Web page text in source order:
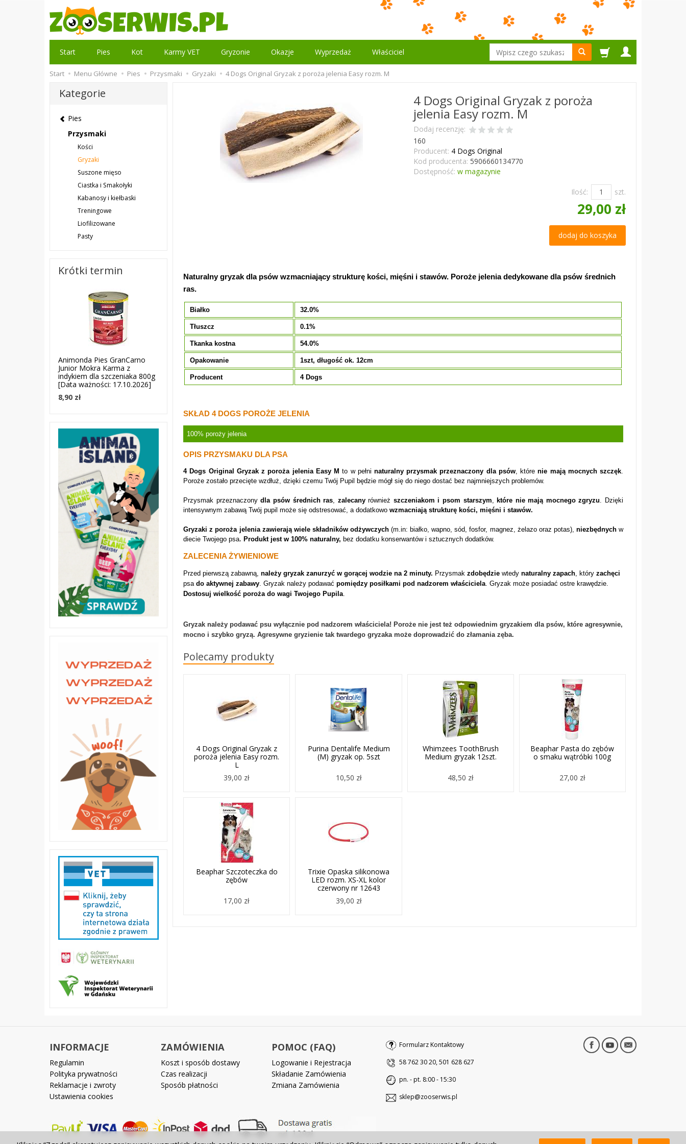
Wyszukaj
Start Pies Kot Karmy VET Gryzonie Okazje Wyprzedaż Właściciel
Start Menu Główne Pies Przysmaki Gryzaki 4 Dogs Original Gryzak z poroża jelenia Easy rozm. M
4 Dogs Original Gryzak z poroża
jelenia Easy rozm. M
Dodaj recenzję:
160
Producent: 4 Dogs Original
Kod producenta: 5906660134770
Dostępność: w magazynie
Ilość: szt.
29,00 zł
dodaj do koszyka
Naturalny gryzak dla psów wzmacniający strukturę kości, mięśni i stawów. Poroże jelenia dedykowane dla psów średnich
ras.
Białko 32.0%
Tłuszcz 0.1%
Tkanka kostna 54.0%
Opakowanie 1szt, długość ok. 12cm
Producent 4 Dogs
SKŁAD 4 DOGS POROŻE JELENIA
100% poroży jelenia
OPIS PRZYSMAKU DLA PSA
4 Dogs Original Gryzak z poroża jelenia Easy M to w pełni naturalny przysmak przeznaczony dla psów, którenie mają mocnych szczęk.
Poroże zostało przecięte wzdłuż, dzięki czemu Twój Pupil będzie mógł się do niego dostać bez najmniejszych problemów.
Przysmak przeznaczonydla psów średnich ras, zalecanyrównież szczeniakom i psom starszym, które nie mają mocnego zgryzu. Dzięki
intensywnym zabawą Twój pupil może się odstresować, a dodatkowo wzmacniają strukturę kości, mięśni i stawów.
Gryzaki z poroża jelenia zawierają wiele składników odżywczych(m.in: białko, wapno, sód, fosfor, magnez, żelazo oraz potas), niezbędnych w
diecie Twojego psa. Produkt jest w 100% naturalny, bez dodatku konserwantów i sztucznych dodatków.
ZALECENIA ŻYWIENIOWE
Przed pierwszą zabawną,należy gryzak zanurzyć w gorącej wodzie na 2 minuty. Przysmakzdobędziewtedy naturalny zapach, któryzachęci
psado aktywnej zabawy. Gryzak należy podawać pomiędzy posiłkami pod nadzorem właściciela. Gryzak może posiadać ostre krawędzie.
Dostosuj wielkość poroża do wagi Twojego Pupila.
Gryzak należy podawać psu wyłącznie pod nadzorem właściciela! Poroże nie jest też odpowiednim gryzakiem dla psów, które agresywnie,
mocno i szybko gryzą. Agresywne gryzienie tak twardego gryzaka może doprowadzić do złamania zęba.
Polecamy produkty
4 Dogs Original Gryzak z
poroża jelenia Easy rozm.
L
39,00 zł
Purina Dentalife Medium
(M) gryzak op. 5szt
10,50 zł
Whimzees ToothBrush
Medium gryzak 12szt.
48,50 zł
Beaphar Pasta do zębów
o smaku wątróbki 100g
27,00 zł
Beaphar Szczoteczka do
zębów
17,00 zł
Trixie Opaska silikonowa
LED rozm. XS-XL kolor
czerwony nr 12643
39,00 zł
Kategorie
Pies
Przysmaki
Kości
Gryzaki
Suszone mięso
Ciastka i Smakołyki
Kabanosy i kiełbaski
Treningowe
Liofilizowane
Pasty
Krótki termin
Animonda Pies GranCarno
Junior Mokra Karma z
indykiem dla szczeniaka 800g
[Data ważności: 17.10.2026]
8,90 zł
INFORMACJE
Regulamin
Polityka prywatności
Reklamacje i zwroty
Ustawienia cookies
ZAMÓWIENIA
Koszt i sposób dostawy
Czas realizacji
Sposób płatności
POMOC (FAQ)
Logowanie i Rejestracja
Składanie Zamówienia
Zmiana Zamówienia
Formularz Kontaktowy
58 762 30 20, 501 628 627
pn. - pt. 8:00 - 15:30
sklep@zooserwis.pl